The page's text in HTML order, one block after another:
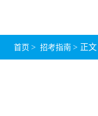
首页 > 招考指南 > 正文